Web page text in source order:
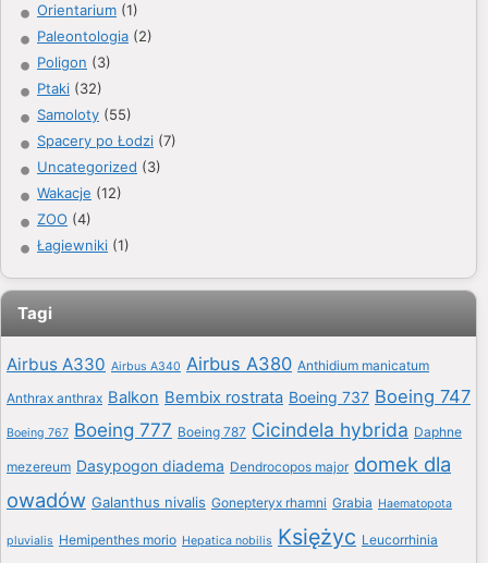
Orientarium (1)
Paleontologia (2)
Poligon (3)
Ptaki (32)
Samoloty (55)
Spacery po Łodzi (7)
Uncategorized (3)
Wakacje (12)
ZOO (4)
Łagiewniki (1)
Tagi
Airbus A330 Airbus A340 Airbus A380 Anthidium manicatum
Anthrax anthrax Balkon Bembix rostrata Boeing 737 Boeing 747
Boeing 767 Boeing 777 Boeing 787 Cicindela hybrida Daphne
mezereum Dasypogon diadema Dendrocopos major domek dla
owadów Galanthus nivalis Gonepteryx rhamni Grabia Haematopota
pluvialis Hemipenthes morio Hepatica nobilis Księżyc Leucorrhinia